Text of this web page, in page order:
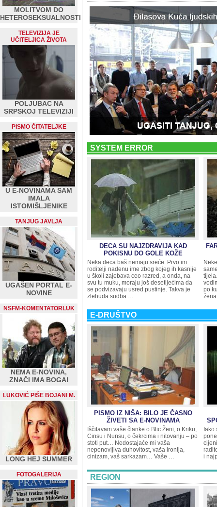
MOLITVOM DO
HETEROSEKSUALNOSTI
TELEVIZIJA JE
UČITELJICA ŽIVOTA
POLJUBAC NA
SRPSKOJ TELEVIZIJI
PISMO ČITATELJKE
U E-NOVINAMA SAM
IMALA
ISTOMIŠLJENIKE
TANJUG JAVLJA
UGAŠEN PORTAL E-
NOVINE
NSFM-KOMENTATORLUK
NEMA E-NOVINA,
ZNAČI IMA BOGA!
LUKOVIĆ PIŠE BOJANI M.
LONG HEJ SUMMER
FOTOGALERIJA
SYSTEM ERROR
DECA SU NAJZDRAVIJA KAD
POKISNU DO GOLE KOŽE
Neka deca baš nemaju sreće. Prvo im
roditelji nadenu ime zbog kojeg ih kasnije
u školi zajebava ceo razred, a onda, na
svu tu muku, moraju još desetljećima da
se podvizavaju usred pustinje. Takva je
zlehuda sudba …
po
E-DRUŠTVO
PISMO IZ NIŠA: BILO JE ČASNO
ŽIVETI SA E-NOVINAMA
Iščitavam vaše članke o Blic Ženi, o Kriku,
Cinsu i Nunsu, o čekrcima i nitovanju – po
stoti put… Nedostajaće mi vaša
neponovljiva duhovitost, vaša ironija,
cinizam, vaš sarkazam… Vaše …
Iako
i
REGION